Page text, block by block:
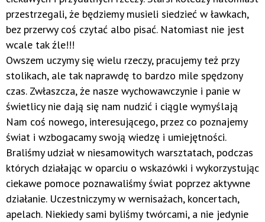
przestrzegali, że będziemy musieli siedzieć w ławkach,
bez przerwy coś czytać albo pisać. Natomiast nie jest
wcale tak źle!!!
Owszem uczymy się wielu rzeczy, pracujemy też przy
stolikach, ale tak naprawdę to bardzo mile spędzony
czas. Zwłaszcza, że nasze wychowawczynie i panie w
świetlicy nie dają się nam nudzić i ciągle wymyślają
Nam coś nowego, interesującego, przez co poznajemy
świat i wzbogacamy swoją wiedzę i umiejętności.
Braliśmy udział w niesamowitych warsztatach, podczas
których działając w oparciu o wskazówki i wykorzystując
ciekawe pomoce poznawaliśmy świat poprzez aktywne
działanie. Uczestniczymy w wernisażach, koncertach,
apelach. Niekiedy sami byliśmy twórcami, a nie jedynie